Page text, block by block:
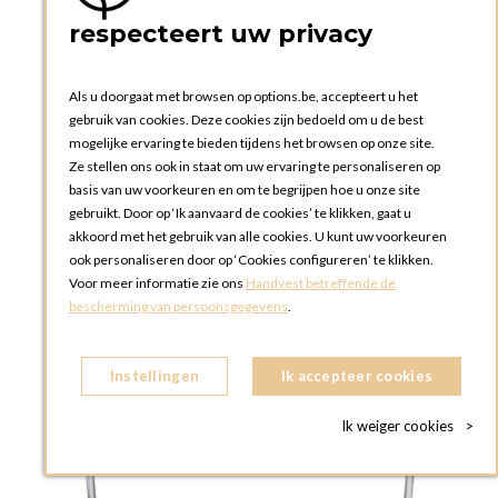
IN WINKELWAGEN
Bordenverwarmer 120 stuks 220 V -
respecteert uw privacy
Als u doorgaat met browsen op options.be, accepteert u het
gebruik van cookies. Deze cookies zijn bedoeld om u de best
mogelijke ervaring te bieden tijdens het browsen op onze site.
Ze stellen ons ook in staat om uw ervaring te personaliseren op
basis van uw voorkeuren en om te begrijpen hoe u onze site
gebruikt. Door op ‘Ik aanvaard de cookies’ te klikken, gaat u
akkoord met het gebruik van alle cookies. U kunt uw voorkeuren
ook personaliseren door op ‘Cookies configureren’ te klikken.
Voor meer informatie zie ons Handvest betreffende de
bescherming van persoonsgegevens.
Instellingen Ik accepteer cookies
Ik weiger cookies >